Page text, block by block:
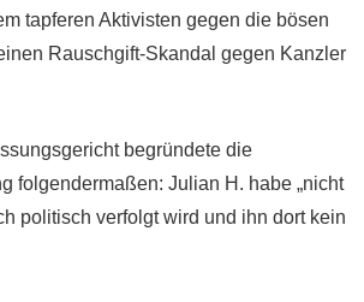
tapferen Aktivisten gegen die bösen
Rauschgift-Skandal gegen Kanzler
begründete die
folgendermaßen: Julian H. habe „nicht
politisch verfolgt wird und ihn dort kein